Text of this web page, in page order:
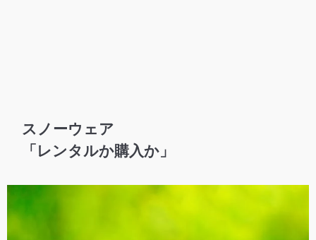
スノーウェア
「レンタルか購入か」